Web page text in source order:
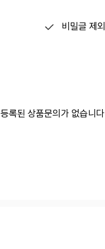
비밀글 제외
등록된 상품문의가 없습니다